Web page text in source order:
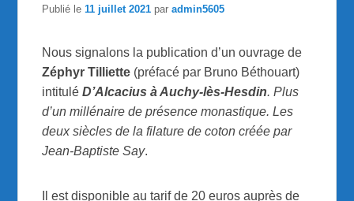
Publié le11 juillet 2021 paradmin5605
Nous signalons la publication d’un ouvrage de
Zéphyr Tilliette (préfacé par Bruno Béthouart)
intituléD’Alcacius à Auchy-lès-Hesdin. Plus
d’un millénaire de présence monastique. Les
deux siècles de la filature de coton créée par
Jean-Baptiste Say.
Il est disponible au tarif de 20 euros auprès de